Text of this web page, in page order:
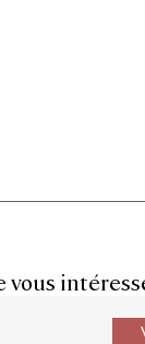
vous